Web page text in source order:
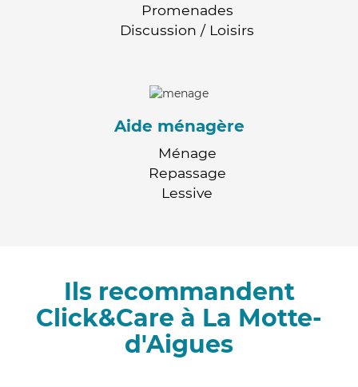
Promenades
Discussion / Loisirs
Aide ménagère
Ménage
Repassage
Lessive
Ils recommandent
Click&Care à La Motte-
d'Aigues